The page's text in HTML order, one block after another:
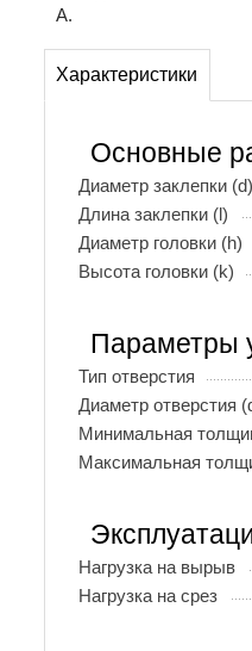
A.
Характеристики
Основные
Диаметр заклепки (d)
Длина заклепки (l)
Диаметр головки (h)
Высота головки (k)
Параметры
Тип отверстия
Диаметр отверстия
Минимальная
Максимальная
Нагрузка на вырыв
Нагрузка на срез